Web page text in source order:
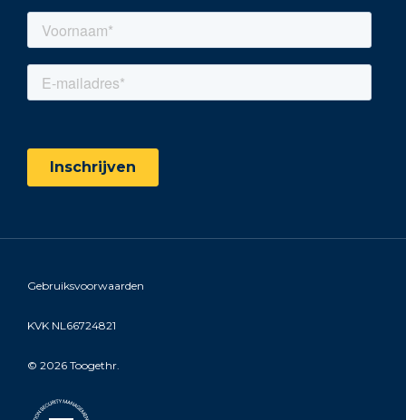
Gebruiksvoorwaarden
KVK NL66724821
© 2026 Toogethr.